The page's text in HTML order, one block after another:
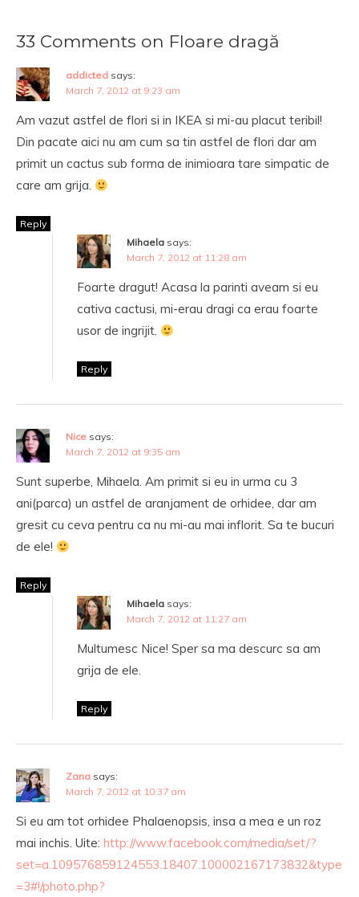
33 Comments on Floare dragă
addicted says:
March 7, 2012 at 9:23 am
Am vazut astfel de flori si in IKEA si mi-au placut teribil!
Din pacate aici nu am cum sa tin astfel de flori dar am
primit un cactus sub forma de inimioara tare simpatic de
care am grija.
Reply
Mihaela says:
March 7, 2012 at 11:28 am
Foarte dragut! Acasa la parinti aveam si eu
cativa cactusi, mi-erau dragi ca erau foarte
usor de ingrijit.
Reply
Nice says:
March 7, 2012 at 9:35 am
Sunt superbe, Mihaela. Am primit si eu in urma cu 3
ani(parca) un astfel de aranjament de orhidee, dar am
gresit cu ceva pentru ca nu mi-au mai inflorit. Sa te bucuri
de ele!
Reply
Mihaela says:
March 7, 2012 at 11:27 am
Multumesc Nice! Sper sa ma descurc sa am
grija de ele.
Reply
Zana says:
March 7, 2012 at 10:37 am
Si eu am tot orhidee Phalaenopsis, insa a mea e un roz
mai inchis. Uite: http://www.facebook.com/media/set/?
set=a.109576859124553.18407.100002167173832&type
=3#!/photo.php?